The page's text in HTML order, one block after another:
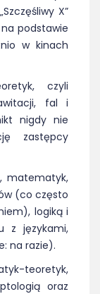
X”
na podstawie
w kinach
czyli
fal i
nigdy nie
zastępcy
(co często
logiką i
z językami,
na razie).
teoretyk,
oraz